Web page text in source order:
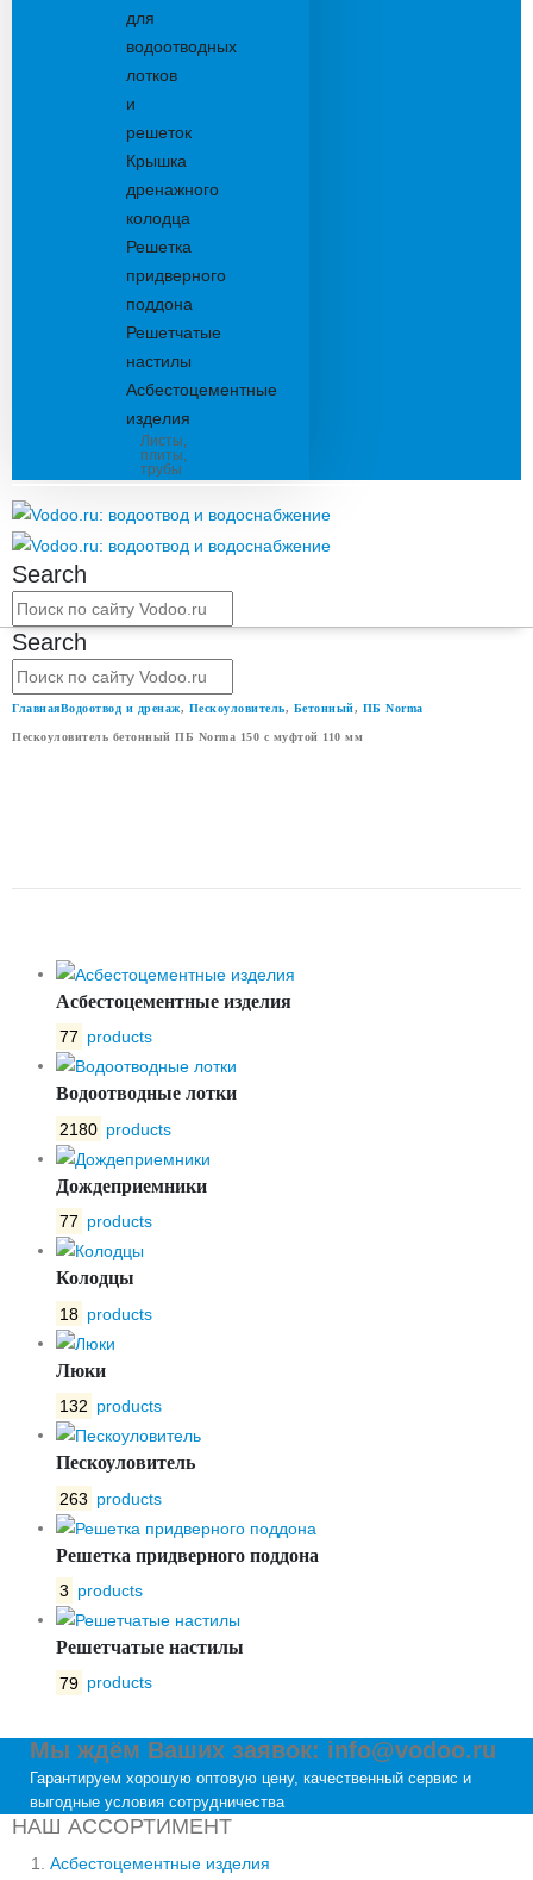
для
водоотводных
лотков
и
решеток
Крышка
дренажного
колодца
Решетка
придверного
поддона
Решетчатые
настилы
Асбестоцементные
изделия
Листы,
плиты,
трубы
Search
Search
ГлавнаяВодоотвод и дренаж, Пескоуловитель, Бетонный, ПБ Norma
Пескоуловитель бетонный ПБ Norma 150 с муфтой 110 мм
Асбестоцементные изделия
77 products
Водоотводные лотки
2180 products
Дождеприемники
77 products
Колодцы
18 products
Люки
132 products
Пескоуловитель
263 products
Решетка придверного поддона
3 products
Решетчатые настилы
79 products
Мы ждём Ваших заявок: info@vodoo.ru
Гарантируем хорошую оптовую цену, качественный сервис и
выгодные условия сотрудничества
НАШ АССОРТИМЕНТ
Асбестоцементные изделия